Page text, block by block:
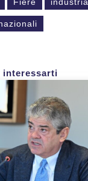
interessarti